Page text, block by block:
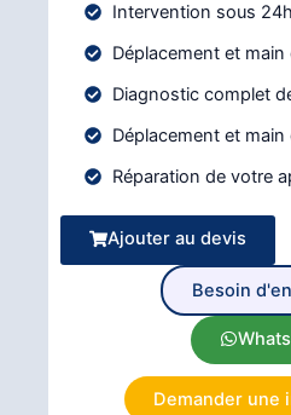
Intervention sous 24h
Déplacement et
Diagnostic complet
Déplacement et
Réparation de votre
Ajouter au devis
Besoin
Demander une